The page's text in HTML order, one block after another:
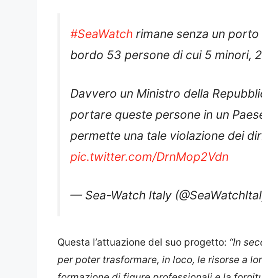
bordo 53 persone di cui 5 minori,
portare queste persone in un
permette una tale violazione dei
pic.twitter.com/DrnMop2Vdn
per poter trasformare, in loco, le risorse a
formazione di figure professionali e la